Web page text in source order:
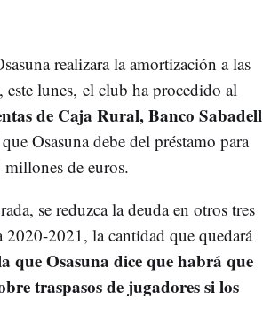
realizara la amortización a las
este lunes, el club ha procedido al
de Caja Rural, Banco Sabadell
Osasuna debe del préstamo para
millones de euros.
se reduzca la deuda en otros tres
2021, la cantidad que quedará
que Osasuna dice que habrá que
traspasos de jugadores si los